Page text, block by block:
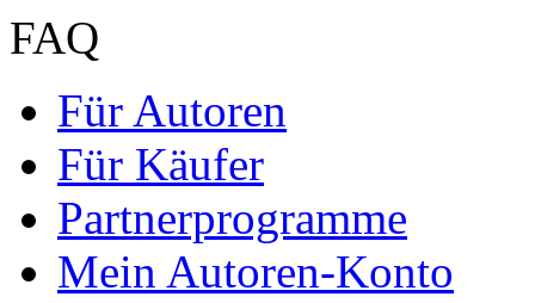
FAQ
Für Autoren
Für Käufer
Partnerprogramme
Mein Autoren-Konto